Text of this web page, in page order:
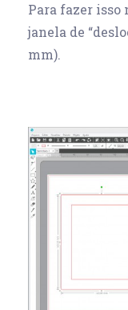
Para fazer isso
janela de
mm).